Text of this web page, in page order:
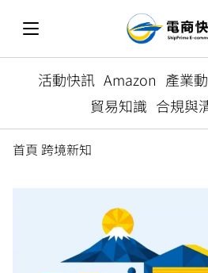
活動快訊 Amazon 產業
貿易知識 合規與
首頁 跨境新知